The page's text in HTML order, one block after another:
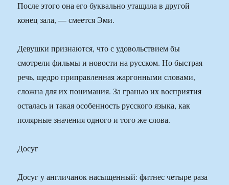
После этого она его буквально утащила в другой
конец зала, — смеется Эми.
Девушки признаются, что с удовольствием бы
смотрели фильмы и новости на русском. Но быстрая
речь, щедро приправленная жаргонными словами,
сложна для их понимания. За гранью их восприятия
осталась и такая особенность русского языка, как
полярные значения одного и того же слова.
Досуг
Досуг у англичанок насыщенный: фитнес четыре раза